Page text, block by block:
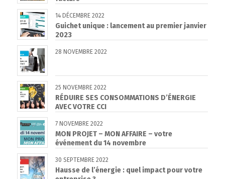
14 DÉCEMBRE 2022
Guichet unique : lancement au premier janvier
2023
28 NOVEMBRE 2022
25 NOVEMBRE 2022
RÉDUIRE SES CONSOMMATIONS D’ÉNERGIE
AVEC VOTRE CCI
7 NOVEMBRE 2022
MON PROJET – MON AFFAIRE – votre
événement du 14 novembre
30 SEPTEMBRE 2022
Hausse de l’énergie : quel impact pour votre